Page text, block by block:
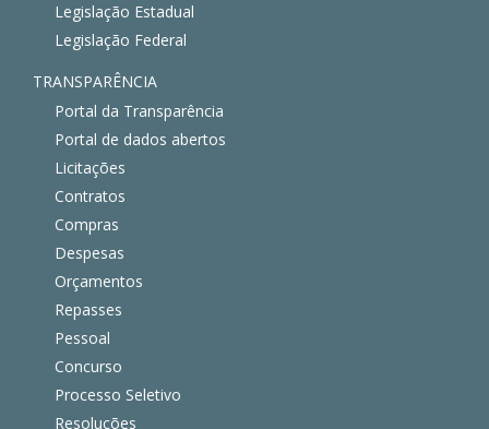
Legislação Estadual
Legislação Federal
TRANSPARÊNCIA
Portal da Transparência
Portal de dados abertos
Licitações
Contratos
Compras
Despesas
Orçamentos
Repasses
Pessoal
Concurso
Processo Seletivo
Resoluções